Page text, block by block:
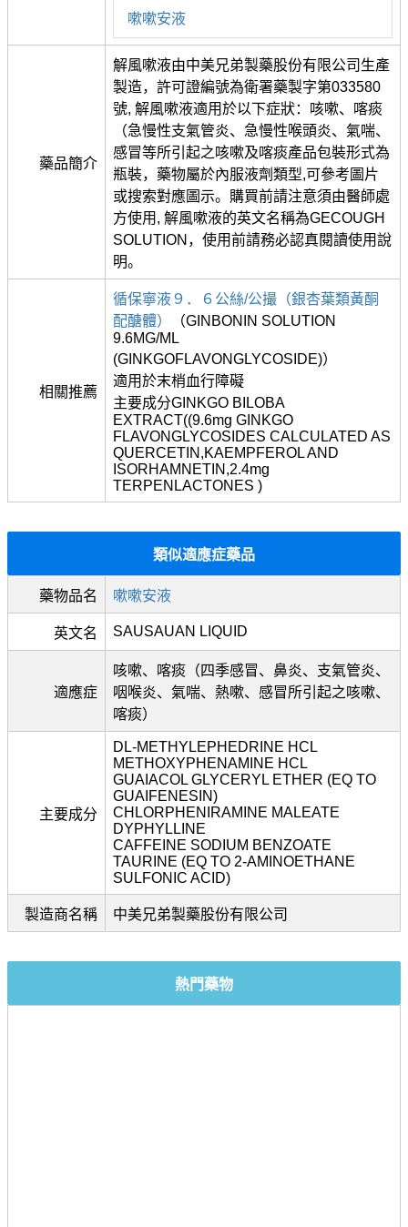
嗽嗽安液
藥品簡介
解風嗽液由中美兄弟製藥股份有限公司生產
製造，許可證編號為衛署藥製字第033580
號, 解風嗽液適用於以下症狀：咳嗽、喀痰
（急慢性支氣管炎、急慢性喉頭炎、氣喘、
感冒等所引起之咳嗽及喀痰產品包裝形式為
瓶裝，藥物屬於內服液劑類型,可參考圖片
或搜索對應圖示。購買前請注意須由醫師處
方使用, 解風嗽液的英文名稱為GECOUGH
SOLUTION，使用前請務必認真閱讀使用說
明。
相關推薦
循保寧液９．６公絲/公撮（銀杏葉類黃酮
配醣體）
（GINBONIN SOLUTION
9.6MG/ML
(GINKGOFLAVONGLYCOSIDE)）
適用於末梢血行障礙
主要成分GINKGO BILOBA
EXTRACT((9.6mg GINKGO
FLAVONGLYCOSIDES CALCULATED AS
QUERCETIN,KAEMPFEROL AND
ISORHAMNETIN,2.4mg
TERPENLACTONES )
類似適應症藥品
藥物品名 嗽嗽安液
英文名 SAUSAUAN LIQUID
適應症
咳嗽、喀痰（四季感冒、鼻炎、支氣管炎、
咽喉炎、氣喘、熱嗽、感冒所引起之咳嗽、
喀痰）
主要成分
DL-METHYLEPHEDRINE HCL
METHOXYPHENAMINE HCL
GUAIACOL GLYCERYL ETHER (EQ TO
GUAIFENESIN)
CHLORPHENIRAMINE MALEATE
DYPHYLLINE
CAFFEINE SODIUM BENZOATE
TAURINE (EQ TO 2-AMINOETHANE
SULFONIC ACID)
製造商名稱 中美兄弟製藥股份有限公司
熱門藥物